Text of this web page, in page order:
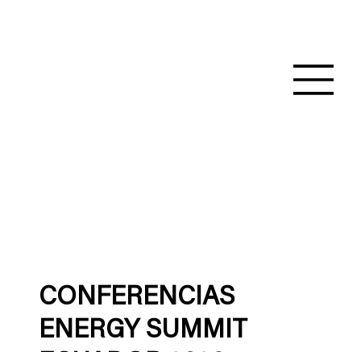
CONFERENCIAS
ENERGY SUMMIT